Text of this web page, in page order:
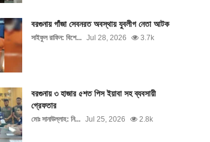
বরগুনায় গাঁজা সেবনরত অবস্থায় যুবলীগ নেতা আটক
সাইফুল রাফিন: বিশে... Jul 28, 2026 3.7k
বরগুনায় ৩ হাজার ৫শত পিস ইয়াবা সহ ব্যবসায়ী
গ্রেফতার
মোঃ সানাউল্লাহ: নি... Jul 25, 2026 2.8k